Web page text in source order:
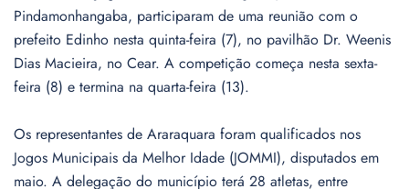
Pindamonhangaba, participaram de uma reunião com o
prefeito Edinho nesta quinta-feira (7), no pavilhão Dr. Weenis
Dias Macieira, no Cear. A competição começa nesta sexta-
feira (8) e termina na quarta-feira (13).
Os representantes de Araraquara foram qualificados nos
Jogos Municipais da Melhor Idade (JOMMI), disputados em
maio. A delegação do município terá 28 atletas, entre